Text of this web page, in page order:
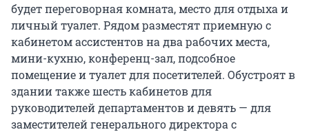
будет переговорная комната, место для отдыха и
личный туалет. Рядом разместят приемную с
кабинетом ассистентов на два рабочих места,
мини-кухню, конференц-зал, подсобное
помещение и туалет для посетителей. Обустроят в
здании также шесть кабинетов для
руководителей департаментов и девять — для
заместителей генерального директора с